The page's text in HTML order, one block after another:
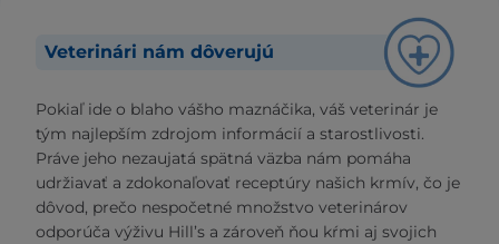
Veterinári nám dôverujú
Pokiaľ ide o blaho vášho maznáčika, váš veterinár je
tým najlepším zdrojom informácií a starostlivosti.
Práve jeho nezaujatá spätná väzba nám pomáha
udržiavať a zdokonaľovať receptúry našich krmív, čo je
dôvod, prečo nespočetné množstvo veterinárov
odporúča výživu Hill’s a zároveň ňou kŕmi aj svojich